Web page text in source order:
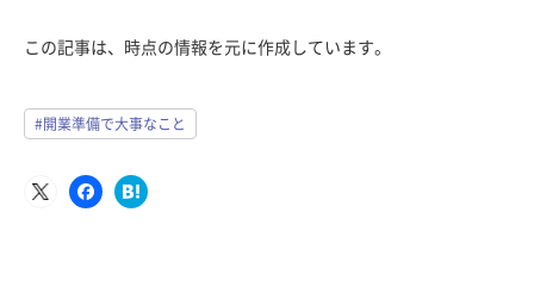
この記事は、時点の情報を元に作成しています。
#開業準備で大事なこと